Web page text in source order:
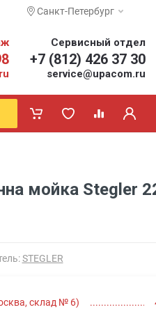
Санкт-Петербург
Сервисный отдел
+7 (812) 426 37 30
service@upacom.ru
мойка Stegler
STEGLER
склад № 6)